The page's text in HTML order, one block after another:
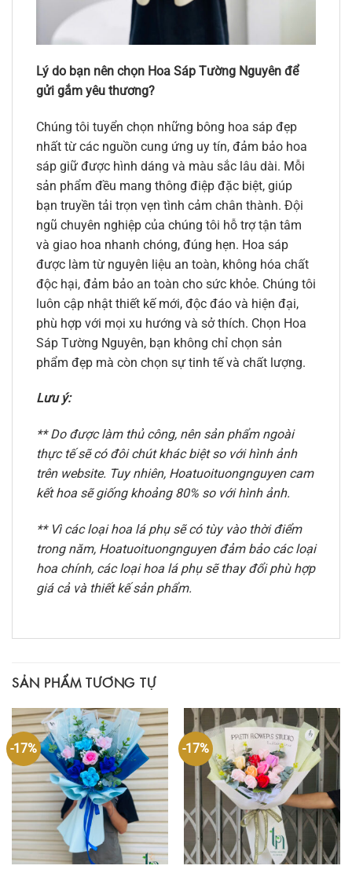
Lý do bạn nên chọn Hoa Sáp Tường Nguyên để
gửi gắm yêu thương?
Chúng tôi tuyển chọn những bông hoa sáp đẹp
nhất từ các nguồn cung ứng uy tín, đảm bảo hoa
sáp giữ được hình dáng và màu sắc lâu dài. Mỗi
sản phẩm đều mang thông điệp đặc biệt, giúp
bạn truyền tải trọn vẹn tình cảm chân thành. Đội
ngũ chuyên nghiệp của chúng tôi hỗ trợ tận tâm
và giao hoa nhanh chóng, đúng hẹn. Hoa sáp
được làm từ nguyên liệu an toàn, không hóa chất
độc hại, đảm bảo an toàn cho sức khỏe. Chúng tôi
luôn cập nhật thiết kế mới, độc đáo và hiện đại,
phù hợp với mọi xu hướng và sở thích. Chọn Hoa
Sáp Tường Nguyên, bạn không chỉ chọn sản
phẩm đẹp mà còn chọn sự tinh tế và chất lượng.
Lưu ý:
** Do được làm thủ công, nên sản phẩm ngoài
thực tế sẽ có đôi chút khác biệt so với hình ảnh
trên website. Tuy nhiên, Hoatuoituongnguyen cam
kết hoa sẽ giống khoảng 80% so với hình ảnh.
** Vì các loại hoa lá phụ sẽ có tùy vào thời điểm
trong năm, Hoatuoituongnguyen đảm bảo các loại
hoa chính, các loại hoa lá phụ sẽ thay đổi phù hợp
giá cả và thiết kế sản phẩm.
SẢN PHẨM TƯƠNG TỰ
-17% -17%